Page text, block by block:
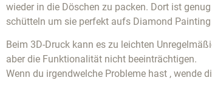
wieder in die Döschen zu packen. Dort ist
schütteln um sie perfekt aufs Diamond
Beim 3D-Druck kann es zu leichten
aber die Funktionalität nicht beeinträchtigen.
Wenn du irgendwelche Probleme hast , wende